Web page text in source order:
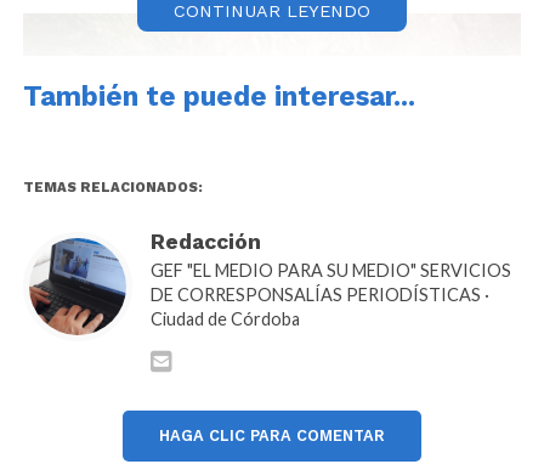
En las últimas horas, personal de la División Brigada
CONTINUAR LEYENDO
También te puede interesar...
TEMAS RELACIONADOS:
Redacción
GEF "EL MEDIO PARA SU MEDIO" SERVICIOS
DE CORRESPONSALÍAS PERIODÍSTICAS ·
Ciudad de Córdoba
HAGA CLIC PARA COMENTAR